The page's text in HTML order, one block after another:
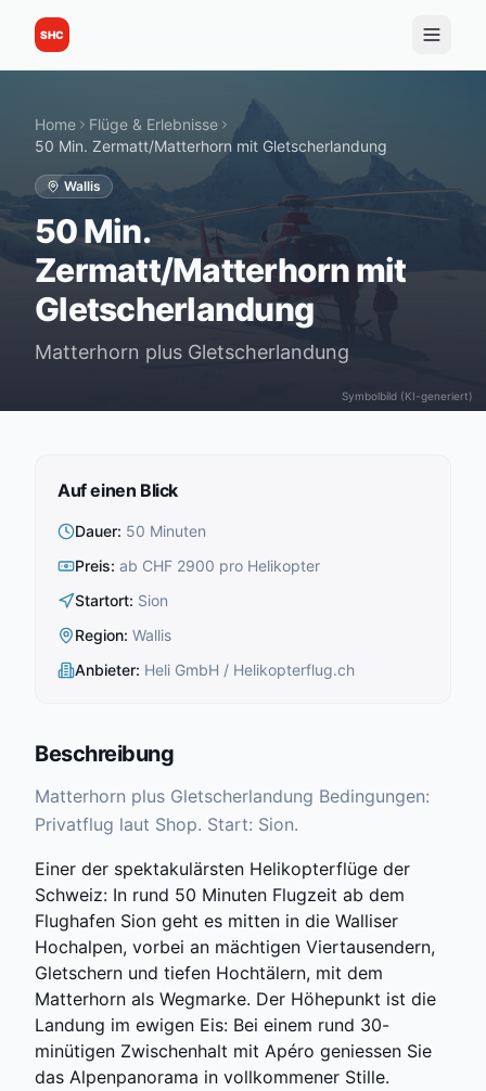
SHC
Symbolbild (KI-generiert)
Home
Flüge & Erlebnisse
50 Min. Zermatt/Matterhorn mit Gletscherlandung
Wallis
50 Min.
Zermatt/Matterhorn mit
Gletscherlandung
Matterhorn plus Gletscherlandung
Auf einen Blick
Dauer: 50 Minuten
Preis: ab CHF 2900 pro Helikopter
Startort: Sion
Region: Wallis
Anbieter: Heli GmbH / Helikopterflug.ch
Beschreibung
Matterhorn plus Gletscherlandung Bedingungen:
Privatflug laut Shop. Start: Sion.
Einer der spektakulärsten Helikopterflüge der
Schweiz: In rund 50 Minuten Flugzeit ab dem
Flughafen Sion geht es mitten in die Walliser
Hochalpen, vorbei an mächtigen Viertausendern,
Gletschern und tiefen Hochtälern, mit dem
Matterhorn als Wegmarke. Der Höhepunkt ist die
Landung im ewigen Eis: Bei einem rund 30-
minütigen Zwischenhalt mit Apéro geniessen Sie
das Alpenpanorama in vollkommener Stille.